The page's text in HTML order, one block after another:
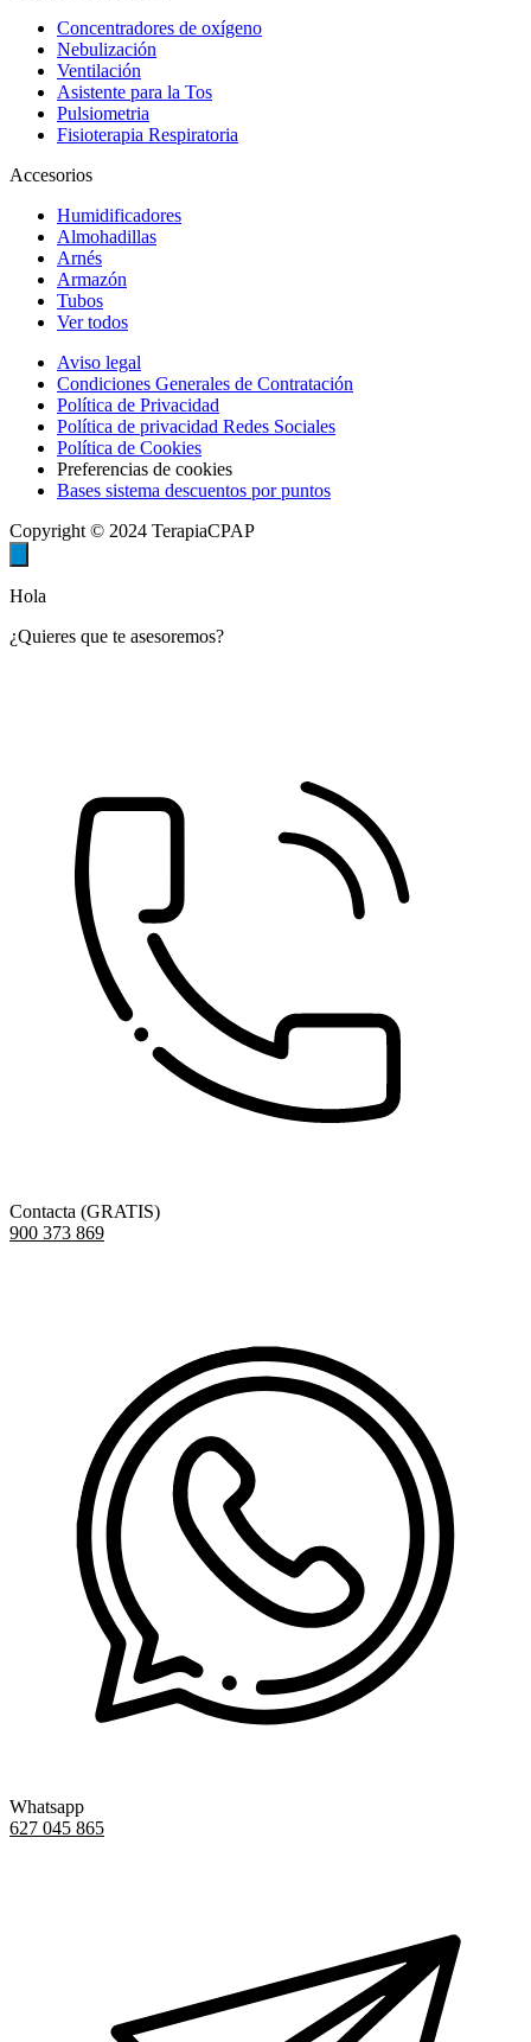
Concentradores de oxígeno
Nebulización
Ventilación
Asistente para la Tos
Pulsiometria
Fisioterapia Respiratoria
Accesorios
Humidificadores
Almohadillas
Arnés
Armazón
Tubos
Ver todos
Aviso legal
Condiciones Generales de Contratación
Política de Privacidad
Política de privacidad Redes Sociales
Política de Cookies
Preferencias de cookies
Bases sistema descuentos por puntos
Copyright © 2024 TerapiaCPAP
Hola
¿Quieres que te asesoremos?
Contacta (GRATIS)
900 373 869
Whatsapp
627 045 865